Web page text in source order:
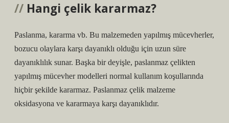
Hangi çelik kararmaz?
Paslanma, kararma vb. Bu malzemeden yapılmış mücevherler,
bozucu olaylara karşı dayanıklı olduğu için uzun süre
dayanıklılık sunar. Başka bir deyişle, paslanmaz çelikten
yapılmış mücevher modelleri normal kullanım koşullarında
hiçbir şekilde kararmaz. Paslanmaz çelik malzeme
oksidasyona ve kararmaya karşı dayanıklıdır.